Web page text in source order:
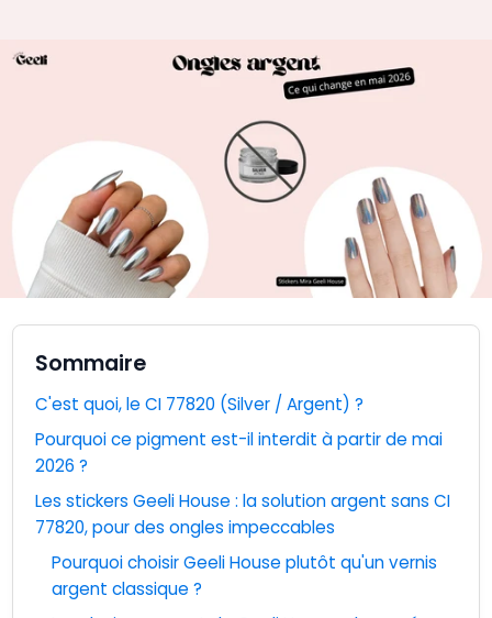
Sommaire
C'est quoi, le CI 77820 (Silver / Argent) ?
Pourquoi ce pigment est-il interdit à partir de mai
2026 ?
Les stickers Geeli House : la solution argent sans CI
77820, pour des ongles impeccables
Pourquoi choisir Geeli House plutôt qu'un vernis
argent classique ?